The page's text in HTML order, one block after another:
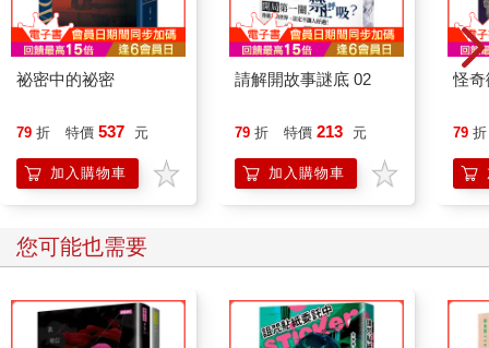
祕密中的祕密
79 折 特價 537 元
加入購物車
請解開故事謎底 02
79 折 特價 213 元
加入購物車
怪
79 折
您可能也需要